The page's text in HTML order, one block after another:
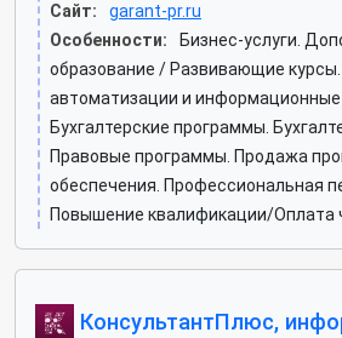
Сайт:
garant-pr.ru
Особенности:
Бизнес-услуги.
образование / Развивающие
автоматизации и информационные
Бухгалтерские программы.
Правовые программы. Продажа
обеспечения. Профессиональная
Повышение квалификации/Оплата
КонсультантПлюс,